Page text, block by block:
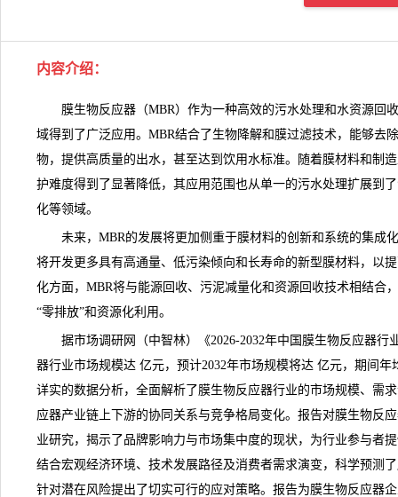
内容介绍：
膜生物反应器 （MBR）作为一种高效的污水处理和水资源 回
域得到了广泛应用。MBR结合了生物降解和膜过滤技术，能够去
物，提供高质量的出水，甚至达到饮用水标准。随着膜材料和制
护难度得到了显著降低，其应用范围也从单一的污水处理扩展到
化等领域。
未来，MBR的发展将更加侧重于膜材料的创新和系统的集成
将开发更多具有高通量、低污染倾向和长寿命的新型膜材料，以
化方面，MBR将与能源回收、污泥减量化和资源回收技术相结合
“零排放”和资源化利用。
据市场调研网（中智林）《2026-2032年中国膜生物反应器行
器行业市场规模达 亿元，预计2032年市场规模将达 亿元，期间
详实的数据分析，全面解析了膜生物反应器行业的市场规模、需
应器产业链上下游的协同关系与竞争格局变化。报告对膜生物反
业研究，揭示了品牌影响力与市场集中度的现状，为行业参与者
结合宏观经济环境、技术发展路径及消费者需求演变，科学预测
针对潜在风险提出了切实可行的应对策略。报告为膜生物反应器